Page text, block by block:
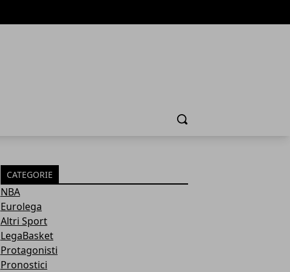
Cerca
CATEGORIE
NBA
Eurolega
Altri Sport
LegaBasket
Protagonisti
Pronostici